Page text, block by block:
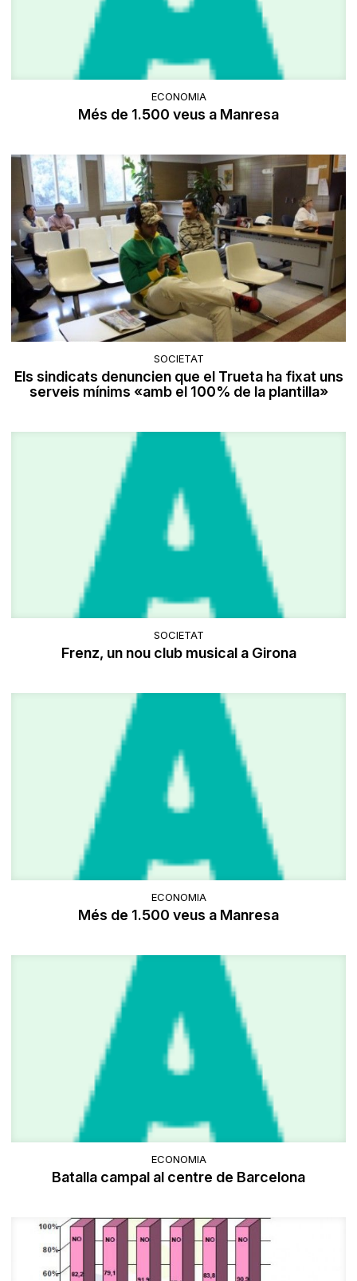
ECONOMIA
Més de 1.500 veus a Manresa
SOCIETAT
Els sindicats denuncien que el Trueta ha fixat uns
serveis mínims «amb el 100% de la plantilla»
SOCIETAT
Frenz, un nou club musical a Girona
ECONOMIA
Més de 1.500 veus a Manresa
ECONOMIA
Batalla campal al centre de Barcelona